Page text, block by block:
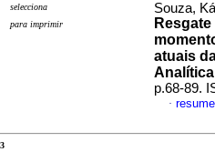
selecciona
para imprimir
Souza,
atuais
Analítica
p.68-89.
·